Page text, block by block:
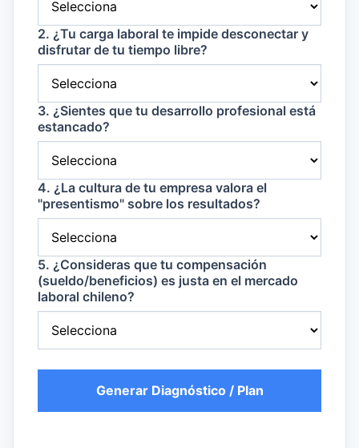
2. ¿Tu carga laboral te impide desconectar y
disfrutar de tu tiempo libre?
3. ¿Sientes que tu desarrollo profesional está
estancado?
4. ¿La cultura de tu empresa valora el
"presentismo" sobre los resultados?
5. ¿Consideras que tu compensación
(sueldo/beneficios) es justa en el mercado
laboral chileno?
Generar Diagnóstico / Plan